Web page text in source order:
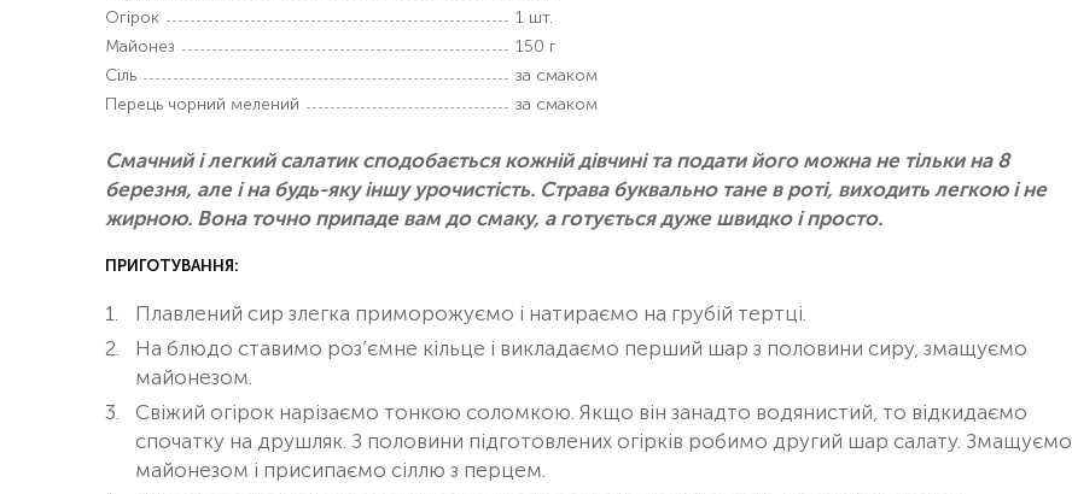
Огірок
1 шт.
Майонез
150 г
Сіль
за смаком
Перець чорний мелений
за смаком
Смачний і легкий салатик сподобається кожній дівчині та подати його можна не тільки на 8
березня, але і на будь-яку іншу урочистість. Страва буквально тане в роті, виходить легкою і не
жирною. Вона точно припаде вам до смаку, а готується дуже швидко і просто.
ПРИГОТУВАННЯ:
Плавлений сир злегка приморожуємо і натираємо на грубій тертці.
На блюдо ставимо роз’ємне кільце і викладаємо перший шар з половини сиру, змащуємо
майонезом.
Свіжий огірок нарізаємо тонкою соломкою. Якщо він занадто водянистий, то відкидаємо
спочатку на друшляк. З половини підготовлених огірків робимо другий шар салату. Змащуємо
майонезом і присипаємо сіллю з перцем.